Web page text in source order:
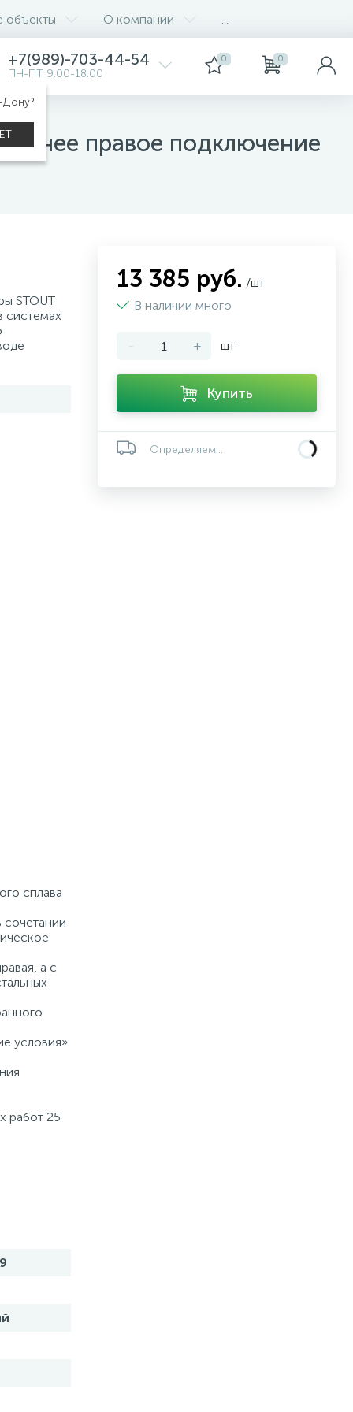
объекты О компании
Дону?
+7(989)-703-44-54
ПН-ПТ 9:00-18:00
0 0
правое подключение
STOUT
системах
сплава
сочетании
а с
условия»
работ 25
13 385 руб. /шт
В наличии много
- + шт
Купить
Определяем...